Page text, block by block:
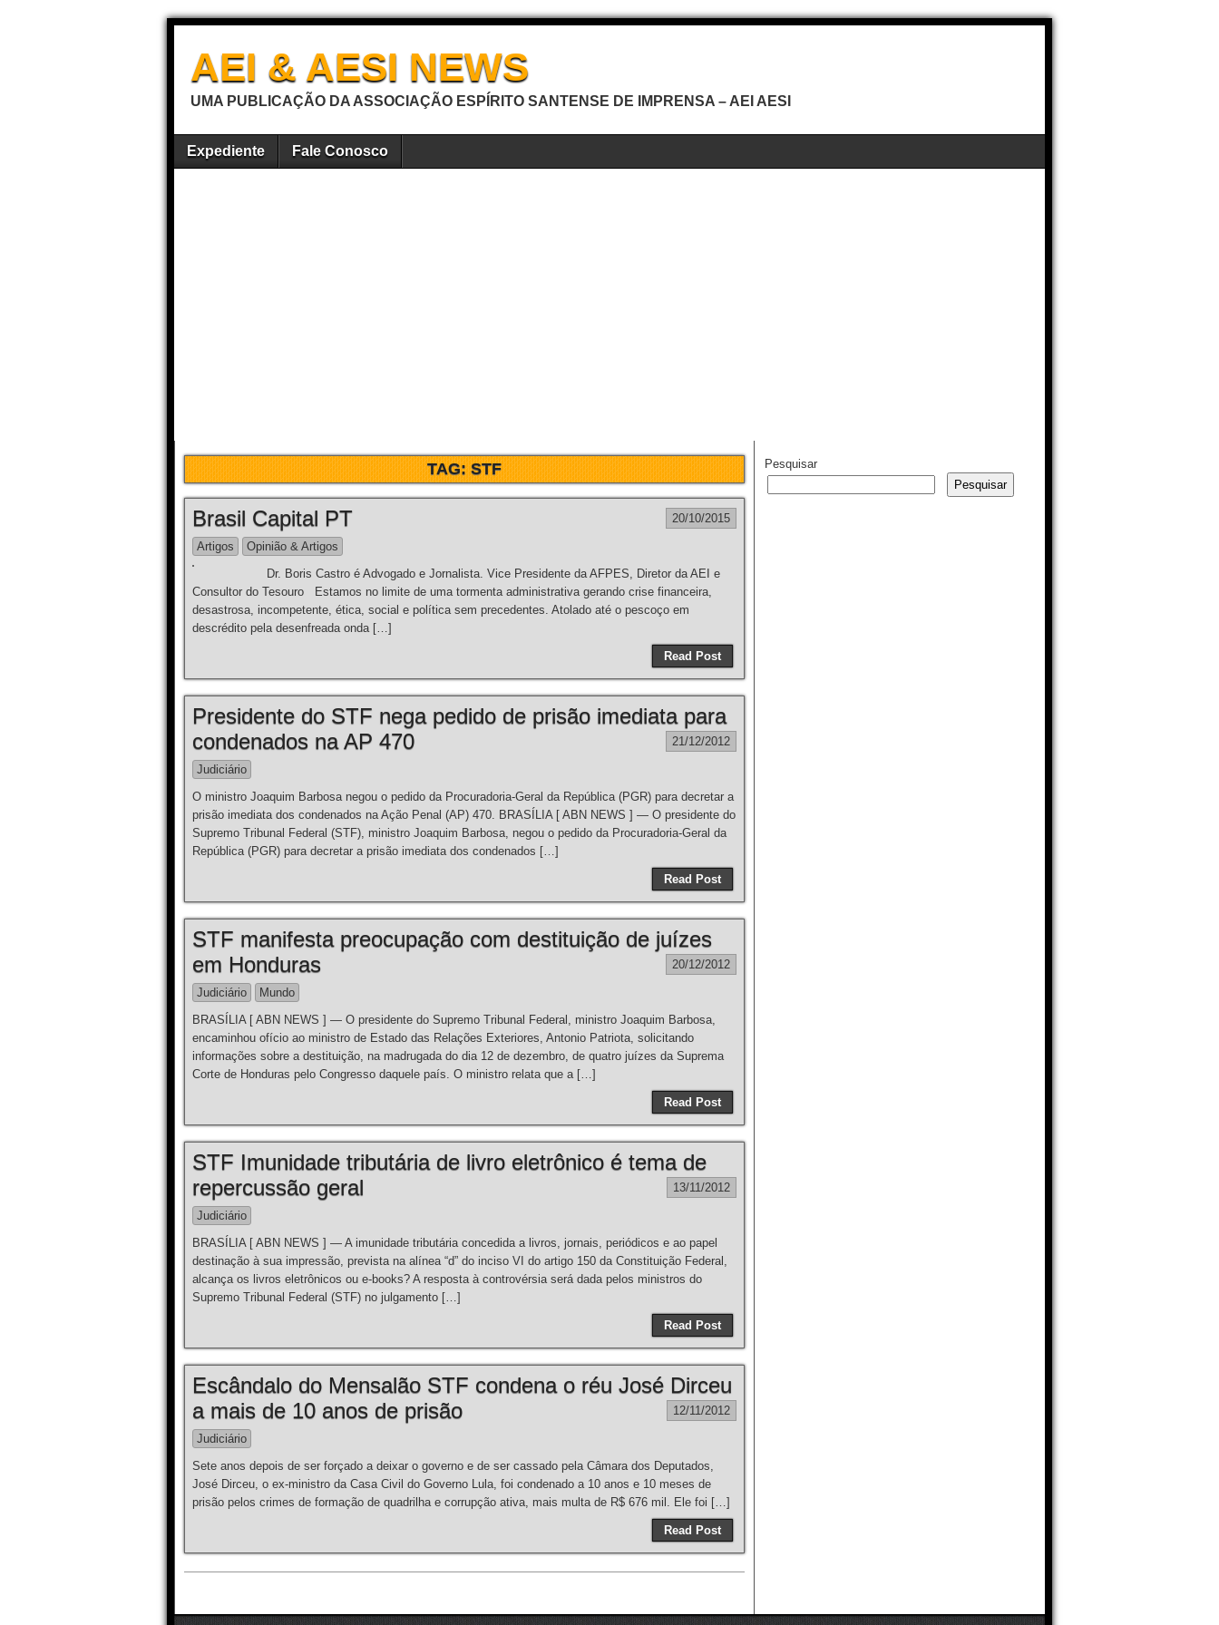
AEI & AESI NEWS
UMA PUBLICAÇÃO DA ASSOCIAÇÃO ESPÍRITO SANTENSE DE IMPRENSA – AEI AESI
Expediente Fale Conosco
TAG:STF
Brasil Capital PT 20/10/2015
Artigos
Opinião & Artigos
Dr. Boris Castro é Advogado e Jornalista. Vice Presidente da AFPES, Diretor da AEI e
Consultor do Tesouro Estamos no limite de uma tormenta administrativa gerando crise financeira,
desastrosa, incompetente, ética, social e política sem precedentes. Atolado até o pescoço em
descrédito pela desenfreada onda […]
Read Post
Presidente do STF nega pedido de prisão imediata para
condenados na AP 470
21/12/2012
Judiciário
O ministro Joaquim Barbosa negou o pedido da Procuradoria-Geral da República (PGR) para decretar a
prisão imediata dos condenados na Ação Penal (AP) 470. BRASÍLIA [ ABN NEWS ] — O presidente do
Supremo Tribunal Federal (STF), ministro Joaquim Barbosa, negou o pedido da Procuradoria-Geral da
República (PGR) para decretar a prisão imediata dos condenados […]
Read Post
STF manifesta preocupação com destituição de juízes
em Honduras
20/12/2012
Judiciário
Mundo
BRASÍLIA [ ABN NEWS ] — O presidente do Supremo Tribunal Federal, ministro Joaquim Barbosa,
encaminhou ofício ao ministro de Estado das Relações Exteriores, Antonio Patriota, solicitando
informações sobre a destituição, na madrugada do dia 12 de dezembro, de quatro juízes da Suprema
Corte de Honduras pelo Congresso daquele país. O ministro relata que a […]
Read Post
STF Imunidade tributária de livro eletrônico é tema de
repercussão geral
13/11/2012
Judiciário
BRASÍLIA [ ABN NEWS ] — A imunidade tributária concedida a livros, jornais, periódicos e ao papel
destinação à sua impressão, prevista na alínea “d” do inciso VI do artigo 150 da Constituição Federal,
alcança os livros eletrônicos ou e-books? A resposta à controvérsia será dada pelos ministros do
Supremo Tribunal Federal (STF) no julgamento […]
Read Post
Escândalo do Mensalão STF condena o réu José Dirceu
a mais de 10 anos de prisão
12/11/2012
Judiciário
Sete anos depois de ser forçado a deixar o governo e de ser cassado pela Câmara dos Deputados,
José Dirceu, o ex-ministro da Casa Civil do Governo Lula, foi condenado a 10 anos e 10 meses de
prisão pelos crimes de formação de quadrilha e corrupção ativa, mais multa de R$ 676 mil. Ele foi […]
Read Post
Pesquisar
Pesquisar